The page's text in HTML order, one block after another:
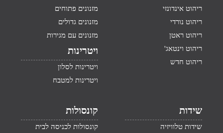
ריהוט אינדונזי
ריהוט נורדי
ריהוט ראטן
ריהוט וינטאג'
ריהוט חדש
מזנונים פתוחים
מזנונים גדולים
מזנונים עם מגירות
ויטרינות
ויטרינות לסלון
ויטרינות למטבח
שידות
שידות טלוויזיה
קונסולות
קונסולות לכניסה לבית